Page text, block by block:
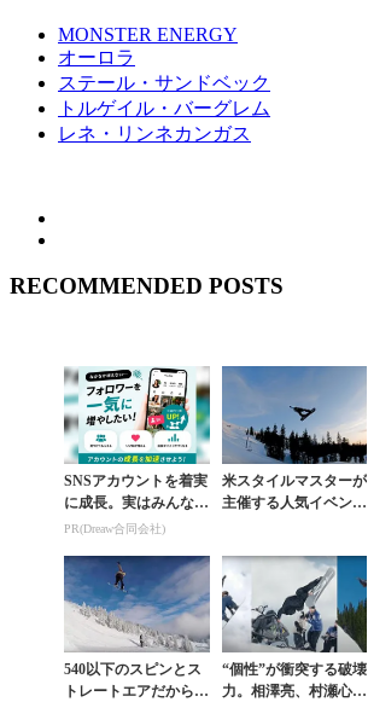
MONSTER ENERGY
オーロラ
ステール・サンドベック
トルゲイル・バーグレム
レネ・リンネカンガス
RECOMMENDED POSTS
SNSアカウントを着実
に成長。実はみんなコ
コ使ってます。
PR(Dreaw合同会社)
米スタイルマスターが
主催する人気イベント
540以下のスピンとス
トレートエアだからこ
“個性”が衝突する破壊
力。相澤亮、村瀬心